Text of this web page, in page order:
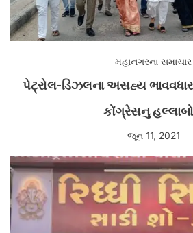
મહાનગરના સમાચાર
પેટ્રોલ-ડિઝલના અસહ્ય
કોંગ્રેસનુ
જૂન 11, 2021